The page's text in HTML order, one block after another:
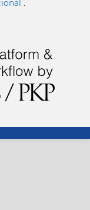
.